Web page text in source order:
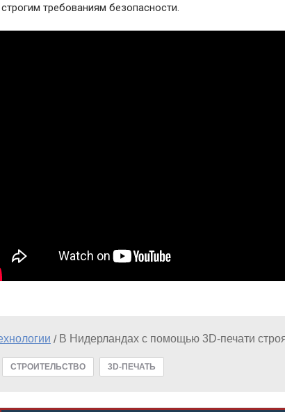
требованиям безопасности.
/ В Нидерландах с помощью 3D-печати
СТРОИТЕЛЬСТВО 3D-ПЕЧАТЬ